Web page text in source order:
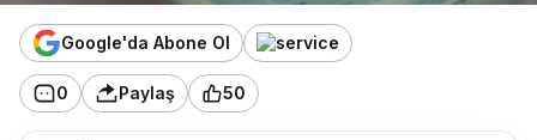
Google'da Abone Ol
0 Paylaş 50